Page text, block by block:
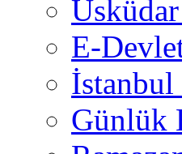
E-
İstanbul
Günlük